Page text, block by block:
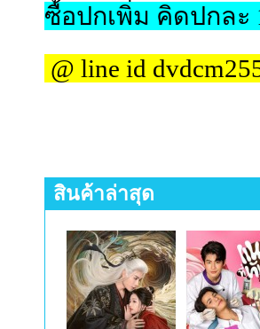
ซื้อปกเพิ่ม คิดปกละ
@ line id
สินค้าล่าสุด